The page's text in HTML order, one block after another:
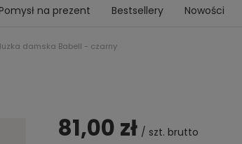
na prezent Bestsellery Nowości
damska Babell - czarny
81,00 zł / szt. brutto